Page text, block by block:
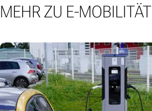
MEHR ZU E-MOBILITÄT